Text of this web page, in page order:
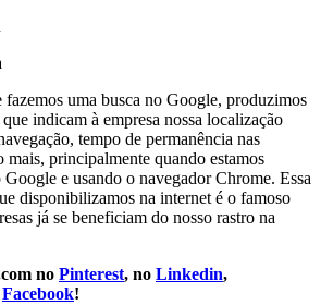
fazemos uma busca no Google, produzimos
indicam à empresa nossa localização
tempo de permanência nas
mais, principalmente quando estamos
e usando o navegador Chrome. Essa
disponibilizamos na internet é o famoso
já se beneficiam do nosso rastro na
no Pinterest, no Linkedin,
Facebook!